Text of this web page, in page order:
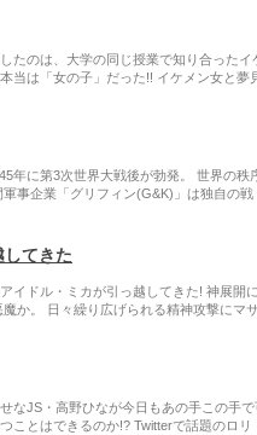
たのは、大学の同じ授業で知り合った
当は「女の子」だった!! イケメン女と
年に第3次世界大戦後が勃発。 世界の
事企業「グリフィン(G&K)」は独自の
てきた
イドル・ミカが引っ越してきた! 神展開
か。 日々繰り広げられる精神攻撃にマ
なJS・高野ひなが今日もあの手この手
ことはできるのか!? Twitterで話題のロ